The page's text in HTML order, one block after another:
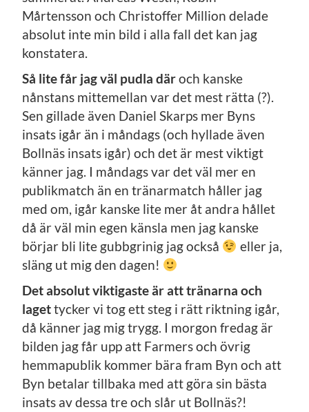
Mårtensson och Christoffer Million delade
absolut inte min bild i alla fall det kan jag
konstatera.
Så lite får jag väl pudla däroch kanske
nånstans mittemellan var det mest rätta (?).
Sen gillade även Daniel Skarps mer Byns
insats igår än i måndags (och hyllade även
Bollnäs insats igår) och det är mest viktigt
känner jag. I måndags var det väl mer en
publikmatch än en tränarmatch håller jag
med om, igår kanske lite mer åt andra hållet
då är väl min egen känsla men jag kanske
börjar bli lite gubbgrinig jag också
eller ja,
släng ut mig den dagen!
Det absolut viktigaste är att tränarna och
lagettycker vi tog ett steg i rätt riktning igår,
då känner jag mig trygg. I morgon fredag är
bilden jag får upp att Farmers och övrig
hemmapublik kommer bära fram Byn och att
Byn betalar tillbaka med att göra sin bästa
insats av dessa tre och slår ut Bollnäs?!